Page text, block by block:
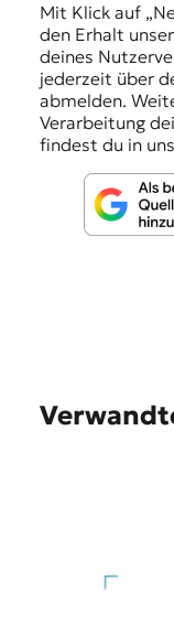
Mit Klick auf
den Erhalt
deines
jederzeit über
abmelden.
Verarbeitung
findest du in